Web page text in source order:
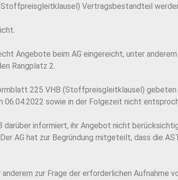
Vertragsbestandteil
Angebote beim AG eingereicht, unter anderem
Rangplatz 2.
225 VHB (Stoffpreisgleitklausel) gebeten
sowie in der Folgezeit nicht
darüber informiert, ihr Angebot nicht
AG hat zur Begründung mitgeteilt, dass die
zur Frage der erforderlichen Aufnahme